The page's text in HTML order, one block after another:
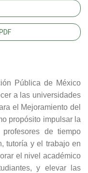
Pública de México
a las universidades
el Mejoramiento del
propósito impulsar la
de tiempo
tutoría y el trabajo en
el nivel académico
y elevar las